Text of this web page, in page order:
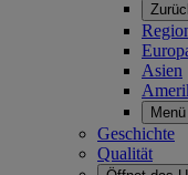
Asien
Geschichte
Qualität